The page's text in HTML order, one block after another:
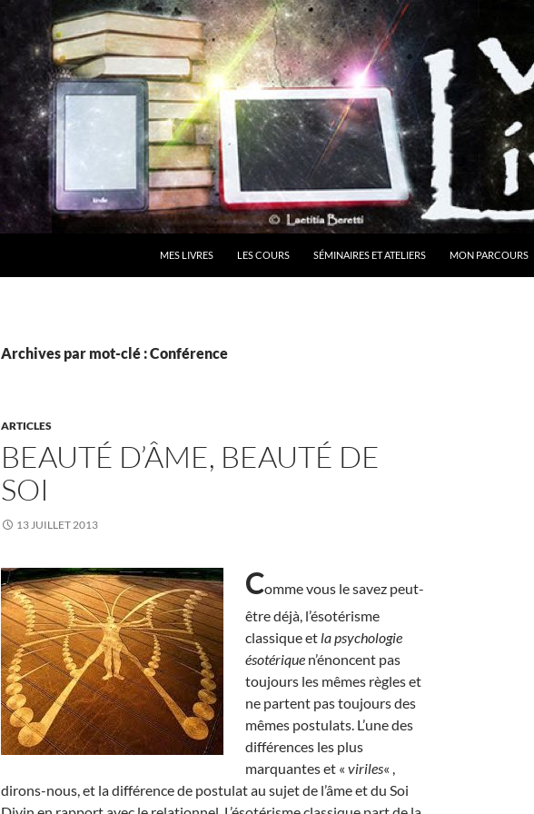
MES LIVRES LES COURS SÉMINAIRES ET ATELIERS MON PARCOURS
Archives par mot-clé : Conférence
ARTICLES
BEAUTÉ D’ÂME, BEAUTÉ DE
SOI
13 JUILLET 2013
Comme vous le savez peut-
être déjà, l’ésotérisme
classique et la psychologie
ésotérique n’énoncent pas
toujours les mêmes règles et
ne partent pas toujours des
mêmes postulats. L’une des
différences les plus
marquantes et « viriles« ,
dirons-nous, et la différence de postulat au sujet de l’âme et du Soi